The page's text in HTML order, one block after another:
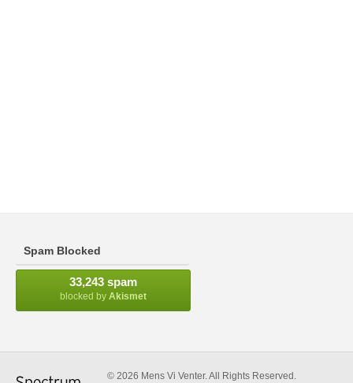
Spam Blocked
33,243 spam
blocked by Akismet
© 2026 Mens Vi Venter. All Rights Reserved.